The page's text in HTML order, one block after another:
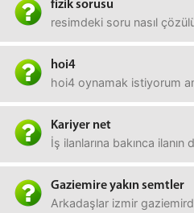
fizik sorusu
resimdeki soru nasıl
hoi4
hoi4 oynamak istiyorum
Kariyer net
İş ilanlarına bakınca
Gaziemire yakın semtler
Arkadaşlar izmir